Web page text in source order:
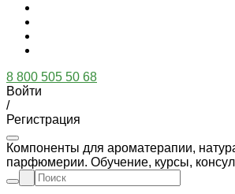
8 800 505 50 68
Войти
/
Регистрация
Компоненты для ароматерапии,
парфюмерии. Обучение, курсы,